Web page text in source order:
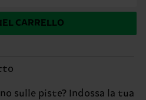
CARRELLO
sulle piste? Indossa la tua